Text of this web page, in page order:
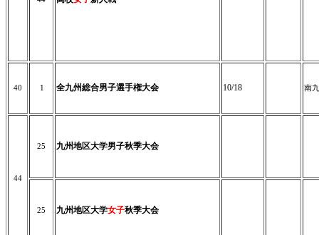
40 1 全九州総合男子選手権大会 10/18 南
44
25 九州地区大学男子秋季大会
25 九州地区大学女子秋季大会